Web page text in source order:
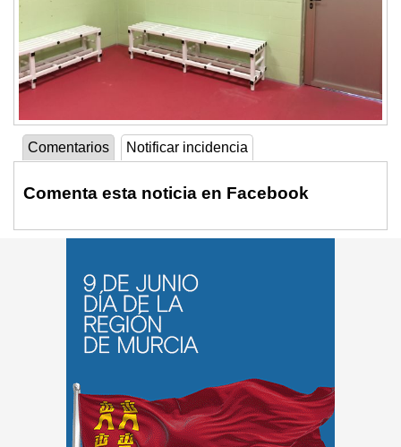
Comentarios Notificar incidencia
Comenta esta noticia en Facebook